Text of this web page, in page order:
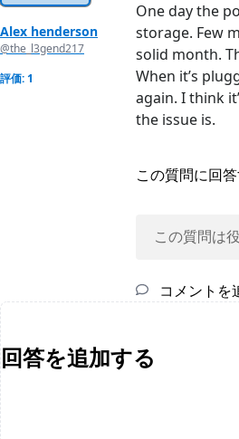
Alex henderson
@the_l3gend217
評価: 1
One day the
storage. Few
solid month.
When it’s
again. I think
the issue is.
この質問に回
この質問は
コメントを
回答を追加する